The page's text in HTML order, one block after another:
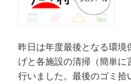
昨日は年度最後となる環境
げと各施設の清掃（簡単に
行いました。最後のゴミ拾